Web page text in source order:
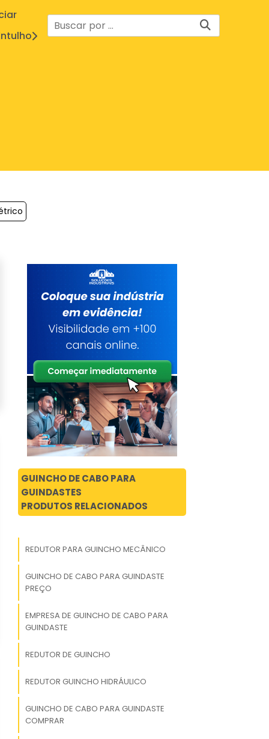
GUINCHO DE CABO PARA
GUINDASTES
PRODUTOS RELACIONADOS
REDUTOR PARA GUINCHO MECÂNICO
GUINCHO DE CABO PARA GUINDASTE
PREÇO
EMPRESA DE GUINCHO DE CABO PARA
GUINDASTE
REDUTOR DE GUINCHO
REDUTOR GUINCHO HIDRÁULICO
GUINCHO DE CABO PARA GUINDASTE
COMPRAR